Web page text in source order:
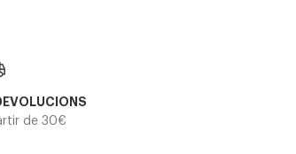
de 30€